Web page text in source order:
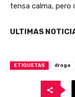
tensa calma, pero
ULTIMAS
ETIQUETAS droga